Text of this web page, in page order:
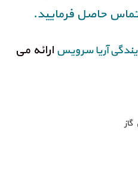
حاصل فرمایید.
آریا سرویس ارائه می